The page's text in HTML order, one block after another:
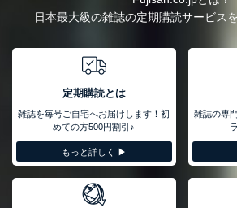
日本最大級の雑誌の定期購読サービス
定期購読とは
雑誌を毎号ご自宅へお届けします！初
めての方500円割引♪
もっと詳しく ▶︎
雑誌の専